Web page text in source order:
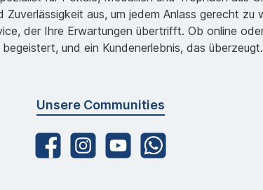
aus, um jedem Anlass gerecht
der Ihre Erwartungen übertrifft. Ob online
und ein Kundenerlebnis, das überzeugt.
Unsere Communities